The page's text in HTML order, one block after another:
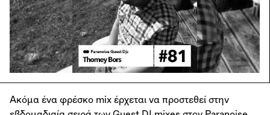
Aκόμα ένα φρέσκο mix έρχεται να προστεθεί στην